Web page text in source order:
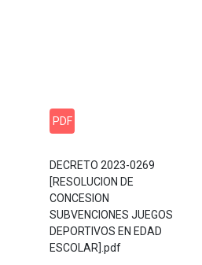
PDF
DECRETO 2023-0269
[RESOLUCION DE
CONCESION
SUBVENCIONES JUEGOS
DEPORTIVOS EN EDAD
ESCOLAR].pdf